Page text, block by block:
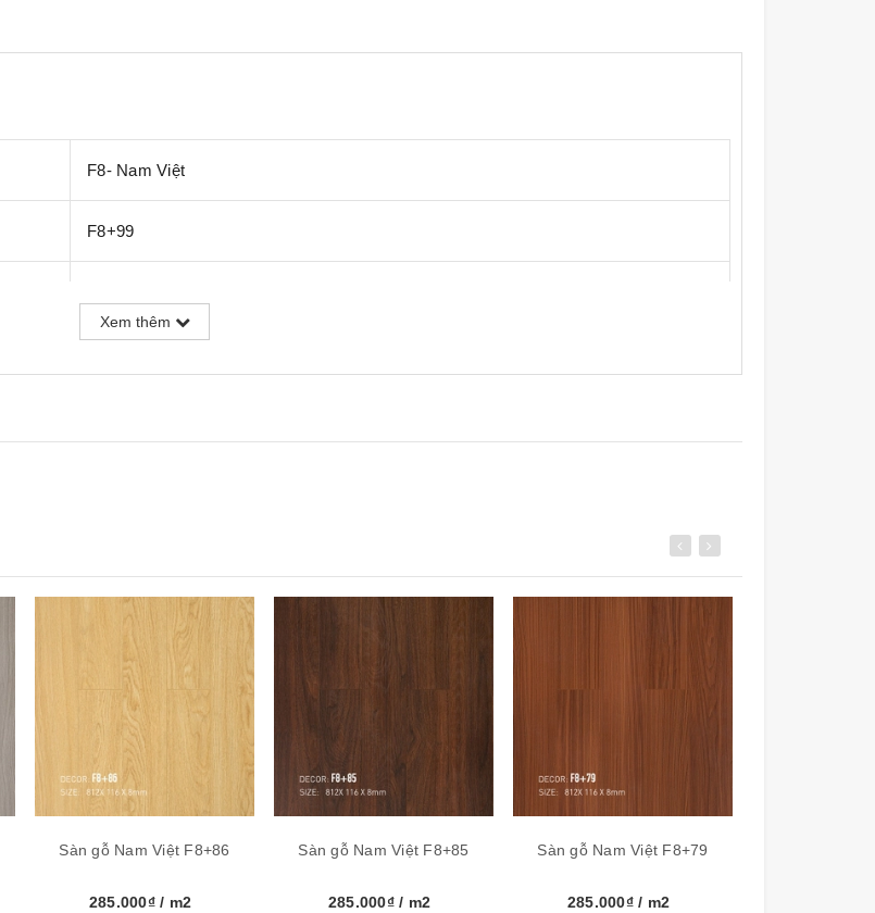
F8- Nam Việt
F8+99
Xem thêm
Sàn gỗ Nam Việt F8+86
285.000₫/ m2
Sàn gỗ Nam Việt F8+85
285.000₫/ m2
Sàn gỗ Nam Việt F8+79
285.000₫/ m2